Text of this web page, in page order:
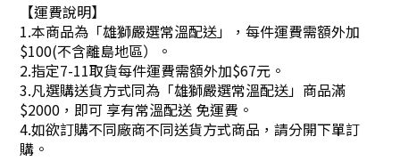
【運費說明】
1.本商品為「雄獅嚴選常溫配送」，每件運費需額外加
$100(不含離島地區）。
2.指定7-11取貨每件運費需額外加$67元。
3.凡選購送貨方式同為「雄獅嚴選常溫配送」商品滿
$2000，即可 享有常溫配送 免運費。
4.如欲訂購不同廠商不同送貨方式商品，請分開下單訂
購。